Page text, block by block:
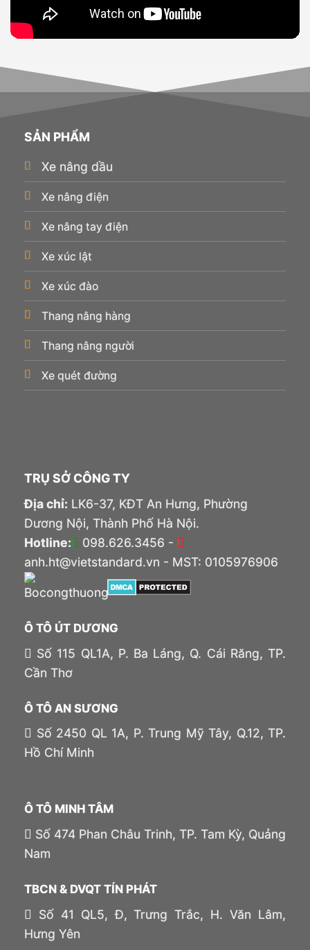
SẢN PHẨM
Xe nâng dầu
Xe nâng điện
Xe nâng tay điện
Xe xúc lật
Xe xúc đào
Thang nâng hàng
Thang nâng người
Xe quét đường
TRỤ SỞ CÔNG TY
Địa chỉ: LK6-37, KĐT An Hưng, Phường
Dương Nội, Thành Phố Hà Nội.
Hotline:
098.626.3456 -
anh.ht@vietstandard.vn - MST: 0105976906
Ô TÔ ÚT DƯƠNG
Số 115 QL1A, P. Ba Láng, Q. Cái Răng, TP.
Cần Thơ
Ô TÔ AN SƯƠNG
Số 2450 QL 1A, P. Trung Mỹ Tây, Q.12, TP.
Hồ Chí Minh
Ô TÔ MINH TÂM
Số 474 Phan Châu Trinh, TP. Tam Kỳ, Quảng
Nam
TBCN & DVQT TÍN PHÁT
Số 41 QL5, Đ, Trưng Trắc, H. Văn Lâm,
Hưng Yên